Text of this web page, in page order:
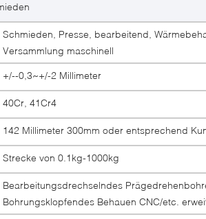
Schmieden, Presse, bearbeitend,
Versammlung maschinell
+/--0,3~+/-2 Millimeter
40Cr, 41Cr4
142 Millimeter 300mm oder entsprechend
Strecke von 0.1kg-1000kg
Bearbeitungsdrechselndes
Bohrungsklopfendes Behauen CNC/etc.